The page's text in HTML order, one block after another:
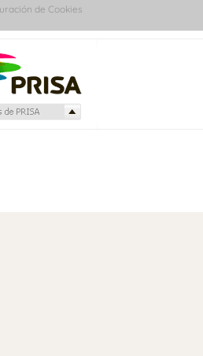
de Cookies